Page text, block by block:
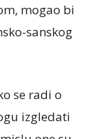
mogao bi
sanskog
se radi o
izgledati